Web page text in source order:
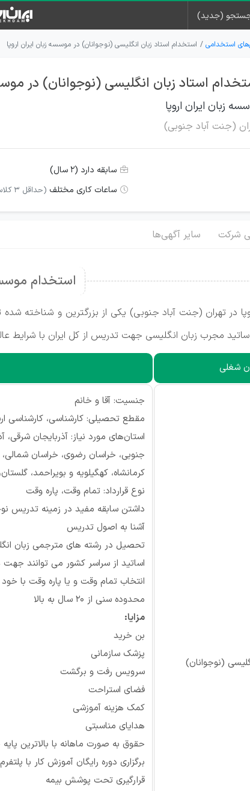
(جدید)
استخدامی استخدام استاد زبان انگلیسی (نوجوانان) در موسسه زبان ایران اروپا
استاد زبان انگلیسی (نوجوانان) در
زبان ایران اروپا
(جنت آباد جنوبی)
سابقه دارد (۲ سال)
ساعات کاری مختلف (حداقل 3 کلاس در روز)
شرکت سایر آگهی‌ها
استخدام
در تهران (جنت آباد جنوبی) یکی از بزرگترین و
مجرب زبان انگلیسی جهت تدریس از کل ایران با
شغلی
(نوجوانان)
جنسیت: آقا و خانم
مقطع تحصیلی: کارشناسی، کارشناسی
استان‌های مورد نیاز: آذربایجان شرقی،
جنوبی، خراسان رضوی، خراسان شمالی،
کرمانشاه، کهگیلویه و بویراحمد،
نوع قرارداد: تمام وقت، پاره وقت
داشتن سابقه مفید در زمینه تدریس
آشنا به اصول تدریس
تحصیل در رشته های مترجمی زبان
اساتید از سراسر کشور می توانند جهت
انتخاب تمام وقت و یا پاره وقت با خود اساتید خواهد
محدوده سنی از 20 سال به بالا
مزایا:
بن خرید
پزشک سازمانی
سرویس رفت و برگشت
فضای استراحت
کمک هزینه آموزشی
هدایای مناسبتی
حقوق به صورت ماهانه با بالاترین
برگزاری دوره رایگان آموزش کار با
قرارگیری تحت پوشش بیمه